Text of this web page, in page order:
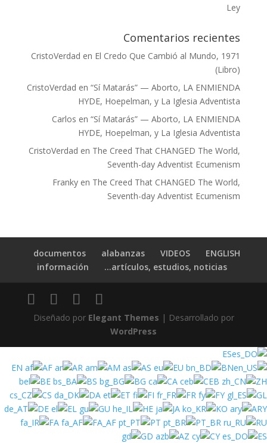
Ley
Comentarios recientes
CristoVerdad en El Credo Que Cambió al Mundo, 1971
(Libro)
CristoVerdad en“Sí Matarás” — Aborto, LA ENMIENDA
HYDE, Hoepelman, y La Iglesia Adventista
Carlos en“Sí Matarás” — Aborto, LA ENMIENDA
HYDE, Hoepelman, y La Iglesia Adventista
CristoVerdad en The Creed That CHANGED The World,
Seventh-day Adventist Ecumenism
Franky en The Creed That CHANGED The World,
Seventh-day Adventist Ecumenism
ENGLISH
VIDEOS
alabanzas
documentos
artículos, estudios, noticias…
información
Diseñado por Elegant Themes | Desarrollado por
WordPress
ES
EN
AF AR AM AS EU
BN
BE
BS BG CA CEB
ZH
CS
DA ET FI FR FY
GL
DE
EL GU HE JA KO
ARY
FA
FA_AF PT PT_BR
RU
GD
AZ CY ES